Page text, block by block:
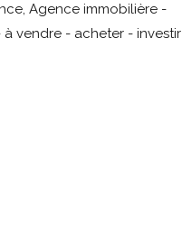
Agence immobilière -
vendre - acheter - investir